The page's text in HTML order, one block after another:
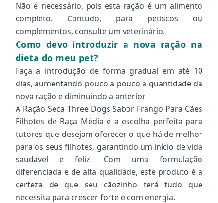
Não é necessário, pois esta ração é um alimento
completo. Contudo, para petiscos ou
complementos, consulte um veterinário.
Como devo introduzir a nova ração na
dieta do meu pet?
Faça a introdução de forma gradual em até 10
dias, aumentando pouco a pouco a quantidade da
nova ração e diminuindo a anterior.
A Ração Seca Three Dogs Sabor Frango Para Cães
Filhotes de Raça Média é a escolha perfeita para
tutores que desejam oferecer o que há de melhor
para os seus filhotes, garantindo um início de vida
saudável e feliz. Com uma formulação
diferenciada e de alta qualidade, este produto é a
certeza de que seu cãozinho terá tudo que
necessita para crescer forte e com energia.